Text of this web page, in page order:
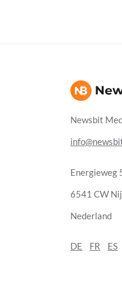
Newsbit
Energieweg
6541 CW
Nederland
DE FR ES